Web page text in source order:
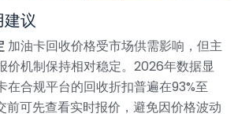
议
加油卡回收价格受市场供需影响，但主
价机制保持相对稳定。2026年数据显
在合规平台的回收折扣普遍在93%至
前可先查看实时报价，避免因价格波动